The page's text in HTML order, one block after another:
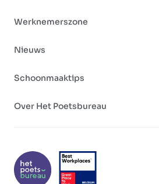
Werknemerszone
Nieuws
Schoonmaaktips
Over Het Poetsbureau